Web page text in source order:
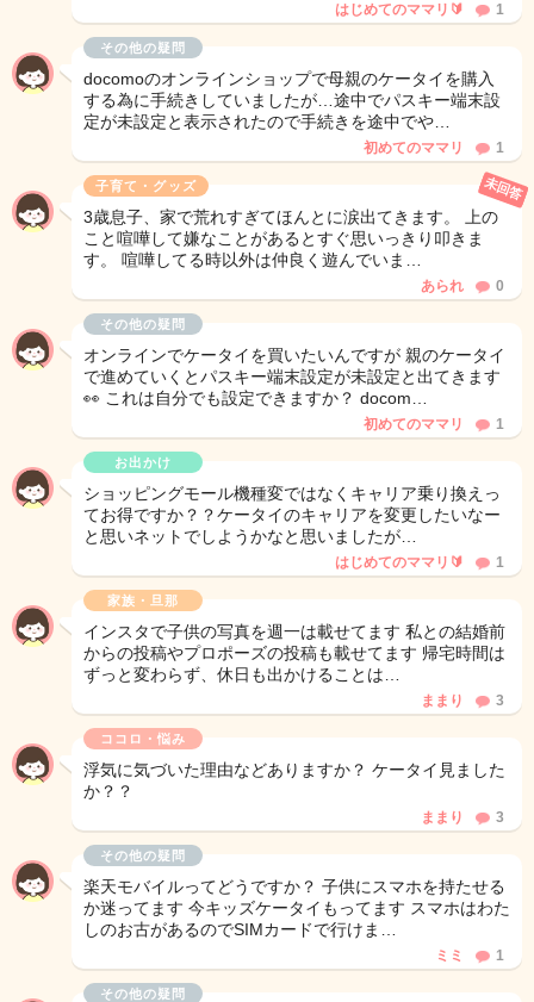
はじめてのママリ🔰 1
その他の疑問
docomoのオンラインショップで母親のケータイを購入
する為に手続きしていましたが…途中でパスキー端末設
定が未設定と表示されたので手続きを途中でや…
初めてのママリ 1
子育て・グッズ
3歳息子、家で荒れすぎてほんとに涙出てきます。 上の
こと喧嘩して嫌なことがあるとすぐ思いっきり叩きま
す。 喧嘩してる時以外は仲良く遊んでいま…
未回答
あられ 0
その他の疑問
オンラインでケータイを買いたいんですが 親のケータイ
で進めていくとパスキー端末設定が未設定と出てきます
👀 これは自分でも設定できますか？ docom…
初めてのママリ 1
お出かけ
ショッピングモール機種変ではなくキャリア乗り換えっ
てお得ですか？？ケータイのキャリアを変更したいなー
と思いネットでしようかなと思いましたが…
はじめてのママリ🔰 1
家族・旦那
インスタで子供の写真を週一は載せてます 私との結婚前
からの投稿やプロポーズの投稿も載せてます 帰宅時間は
ずっと変わらず、休日も出かけることは…
ままり 3
ココロ・悩み
浮気に気づいた理由などありますか？ ケータイ見ました
か？？
ままり 3
その他の疑問
楽天モバイルってどうですか？ 子供にスマホを持たせる
か迷ってます 今キッズケータイもってます スマホはわた
しのお古があるのでSIMカードで行けま…
ミミ 1
その他の疑問